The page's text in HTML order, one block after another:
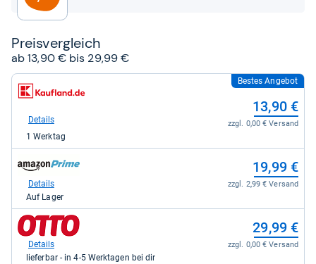
Preis­ver­gleich
ab 13,90 € bis 29,99 €
zum
Shop:
Kaufland.de
13,90
kaufen.
Bestes Angebot
13,90 €
zzgl. 0,00 € Versand
Details
1 Werktag
Shop:
Amazon.de
19,99
kaufen.
19,99 €
zzgl. 2,99 € Versand
Details
Auf Lager
zum
Shop:
Otto.de
29,99 €
zzgl. 0,00 € Versand
Details
lieferbar - in 4-5 Werktagen bei dir